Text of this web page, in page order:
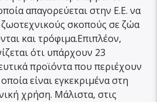
απαγορεύεται στην Ε.Ε. να
ζωοτεχνικούς σκοπούς σε ζώα
και τρόφιμα.Επιπλέον,
ότι υπάρχουν 23
προϊόντα που περιέχουν
είναι εγκεκριμένα στη
χρήση. Μάλιστα, στις